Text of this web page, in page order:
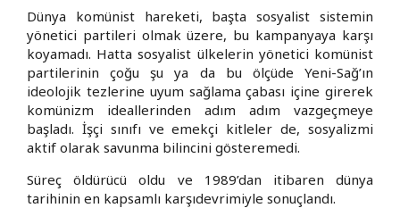
Dünya komünist hareketi, başta sosyalist sistemin
yönetici partileri olmak üzere, bu kampanyaya karşı
koyamadı. Hatta sosyalist ülkelerin yönetici komünist
partilerinin çoğu şu ya da bu ölçüde Yeni-Sağ’ın
ideolojik tezlerine uyum sağlama çabası içine girerek
komünizm ideallerinden adım adım vazgeçmeye
başladı. İşçi sınıfı ve emekçi kitleler de, sosyalizmi
aktif olarak savunma bilincini gösteremedi.
Süreç öldürücü oldu ve 1989’dan itibaren dünya
tarihinin en kapsamlı karşıdevrimiyle sonuçlandı.